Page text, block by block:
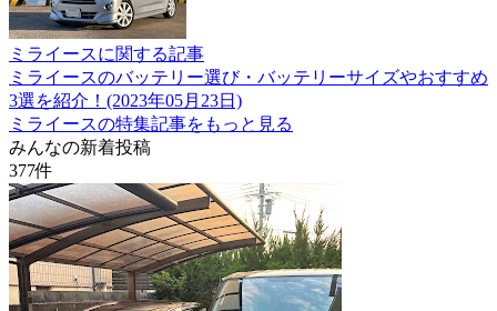
ミライースに関する記事
ミライースのバッテリー選び・バッテリーサイズやおすすめ
3選を紹介！(2023年05月23日)
ミライースの特集記事をもっと見る
みんなの新着投稿
377件